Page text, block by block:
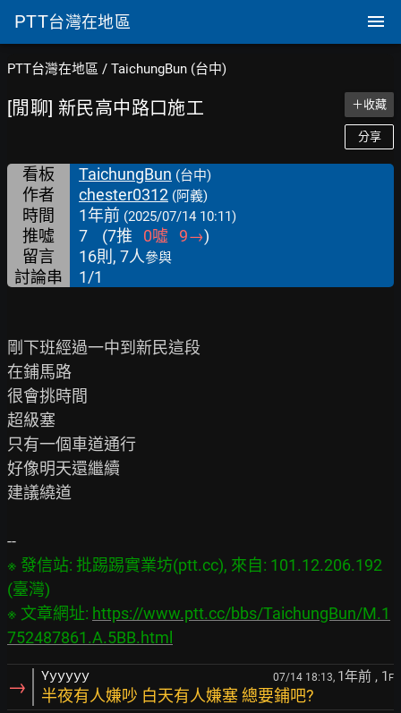
PTT台灣在地區
PTT台灣在地區 / TaichungBun (台中)
[閒聊] 新民高中路口施工 ＋收藏
分享
看板 TaichungBun (台中)
作者 chester0312 (阿義)
時間 1年前 (2025/07/14 10:11)
推噓 7 (7推 0噓 9→)
留言
16則, 7人參與
討論串 1/1
剛下班經過一中到新民這段
在鋪馬路
很會挑時間
超級塞
只有一個車道通行
好像明天還繼續
建議繞道
※ 發信站: 批踢踢實業坊(ptt.cc), 來自: 101.12.206.192
(臺灣)
※ 文章網址: https://www.ptt.cc/bbs/TaichungBun/M.1
752487861.A.5BB.html
→ Yyyyyy 07/14 18:13, 1年前 , 1 F
半夜有人嫌吵 白天有人嫌塞 總要鋪吧?